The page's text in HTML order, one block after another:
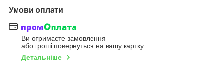
Умови оплати
Ви отримаєте замовлення
або гроші повернуться на вашу картку
Детальніше